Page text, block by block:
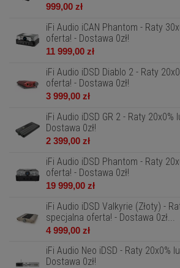
999,00 zł
iFi Audio iCAN Phantom - Raty
oferta! - Dostawa 0zł!
11 999,00 zł
iFi Audio iDSD Diablo 2 - Raty
oferta! - Dostawa 0zł!
3 999,00 zł
iFi Audio iDSD GR 2 - Raty
Dostawa 0zł!
2 399,00 zł
iFi Audio iDSD Phantom - Raty
oferta! - Dostawa 0zł!
19 999,00 zł
iFi Audio iDSD Valkyrie (Złoty) -
specjalna oferta! - Dostawa 0zł...
4 999,00 zł
iFi Audio Neo iDSD - Raty 20x0%
Dostawa 0zł!